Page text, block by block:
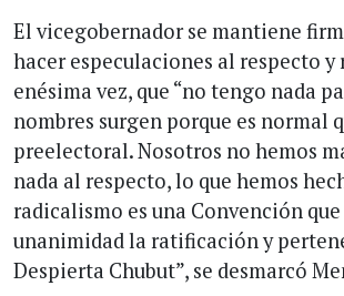
El vicegobernador se mantiene
hacer especulaciones al respecto
enésima vez, que “no tengo nada
nombres surgen porque es normal
preelectoral. Nosotros no hemos
nada al respecto, lo que hemos
radicalismo es una Convención
unanimidad la ratificación y
Despierta Chubut”, se desmarcó